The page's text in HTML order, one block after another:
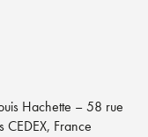
Hachette – 58 rue
France